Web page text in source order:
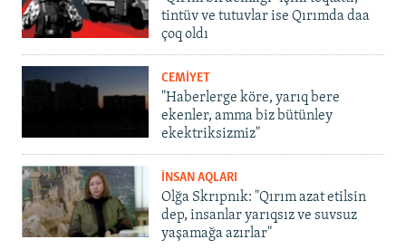
tintüv ve tutuvlar ise Qırımda daa
çoq oldı
CEMİYET
"Haberlerge köre, yarıq bere
ekenler, amma biz bütünley
ekektriksizmiz"
İNSAN AQLARI
Olğa Skrıpnık: "Qırım azat etilsin
dep, insanlar yarıqsız ve suvsuz
yaşamağa azırlar"